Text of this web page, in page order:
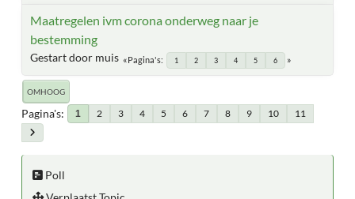
Maatregelen ivm corona onderweg naar je
bestemming
Gestart door muis Pagina's 1 2 3 4 5 6
OMHOOG
Pagina's 1 2 3 4 5 6 7 8 9 10 11
Poll